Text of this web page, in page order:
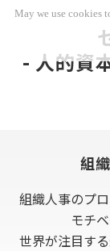
- 人的資
組
組織人事のプ
モチ
世界が注目す
May we use cookies